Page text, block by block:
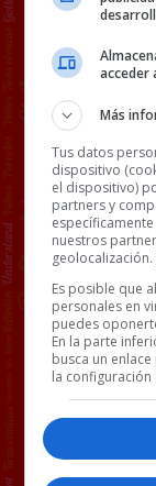
acceder
Más
Tus datos
dispositivo
el dispositivo)
partners y
nuestros
geolocalización.
Es posible que
personales en
puedes
En la parte
busca un
la